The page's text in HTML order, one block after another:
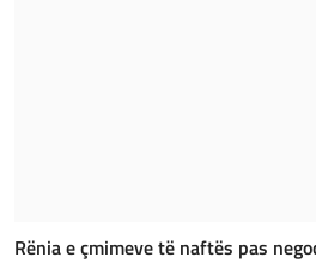
Rënia e çmimeve të naftës pas